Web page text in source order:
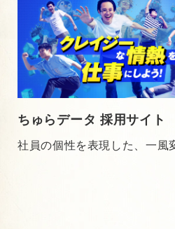
ちゅらデータ 採用サイト
社員の個性を表現した、一風